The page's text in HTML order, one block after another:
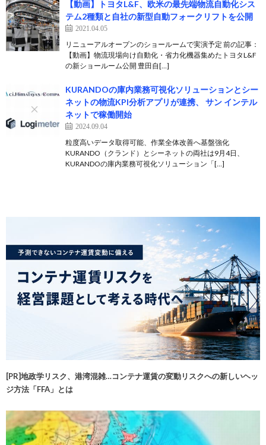
【動画】トヨタL&F、欧米の最先端物流自動化シス
テム2種類と自社の新型自動フォークリフトを公開
2021.04.05
リニューアルオープンのショールームで実演予定 前の記事：
【動画】物流現場向け自動化・省力化機器集めたトヨタL&F
の新ショールーム公開 豊田自[…]
KURANDOの庫内業務可視化ソリューションとシー
ネットの物流KPI分析アプリが連携、 サン インテル
ネットで稼働開始
2024.09.04
粒度高いデータ取得可能、作業全体改善へ基盤強化
KURANDO（クランド）とシーネットの両社は9月4日、
KURANDOの庫内業務可視化ソリューション「[…]
[PR]地政学リスク、港湾混雑…コンテナ運賃の変動リスクへの新しいヘッ
ジ方法「FFA」とは